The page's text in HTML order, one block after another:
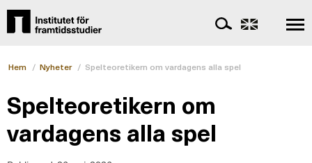
Hem / Nyheter / Spelteoretikern om vardagens alla spel
Spelteoretikern om
vardagens alla spel